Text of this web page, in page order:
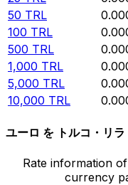
50 TRL
100 TRL
500 TRL
1,000 TRL
5,000 TRL
10,000 TRL
ユーロ を トルコ・リ
Rate information
currency